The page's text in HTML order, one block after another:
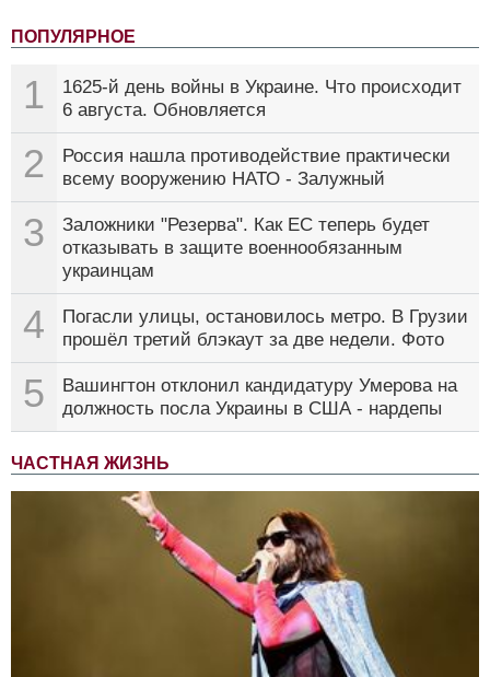
ПОПУЛЯРНОЕ
1
1625-й день войны в Украине. Что происходит
6 августа. Обновляется
2
Россия нашла противодействие практически
всему вооружению НАТО - Залужный
3
Заложники "Резерва". Как ЕС теперь будет
отказывать в защите военнообязанным
украинцам
4
Погасли улицы, остановилось метро. В Грузии
прошёл третий блэкаут за две недели. Фото
5
Вашингтон отклонил кандидатуру Умерова на
должность посла Украины в США - нардепы
ЧАСТНАЯ ЖИЗНЬ